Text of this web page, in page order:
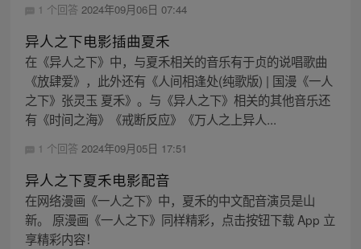
1 个回答 2024年09月06日 07:44
异人之下电影插曲夏禾
在《异人之下》中，与夏禾相关的音乐有于贞的说唱歌曲
《放肆爱》，此外还有《人间相逢处(纯歌版) | 国漫《一人
之下》张灵玉 夏禾》。与《异人之下》相关的其他音乐还
有《时间之海》《戒断反应》《万人之上异人...
1 个回答 2024年09月05日 17:51
异人之下夏禾电影配音
在网络漫画《一人之下》中，夏禾的中文配音演员是山
新。 原漫画《一人之下》同样精彩，点击按钮下载 App 立
享精彩内容！